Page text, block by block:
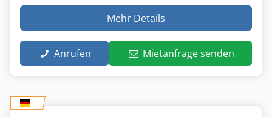
Mehr Details
Anrufen Mietanfrage senden